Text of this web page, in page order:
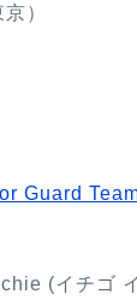
）
Guard
(イチゴ